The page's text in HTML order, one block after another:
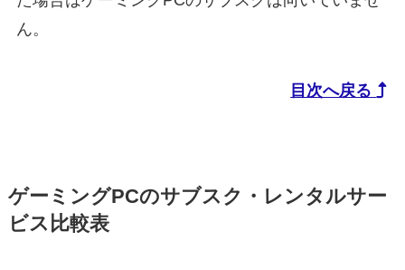
ん。
目次へ戻る
ゲーミングPCのサブスク・レンタルサー
ビス比較表